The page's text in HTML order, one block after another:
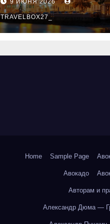
9 ИЮНЯ 2026
TRAVELBOX27_
Home Sample Page
Авокадо
Авторам и
Александр Дюма —